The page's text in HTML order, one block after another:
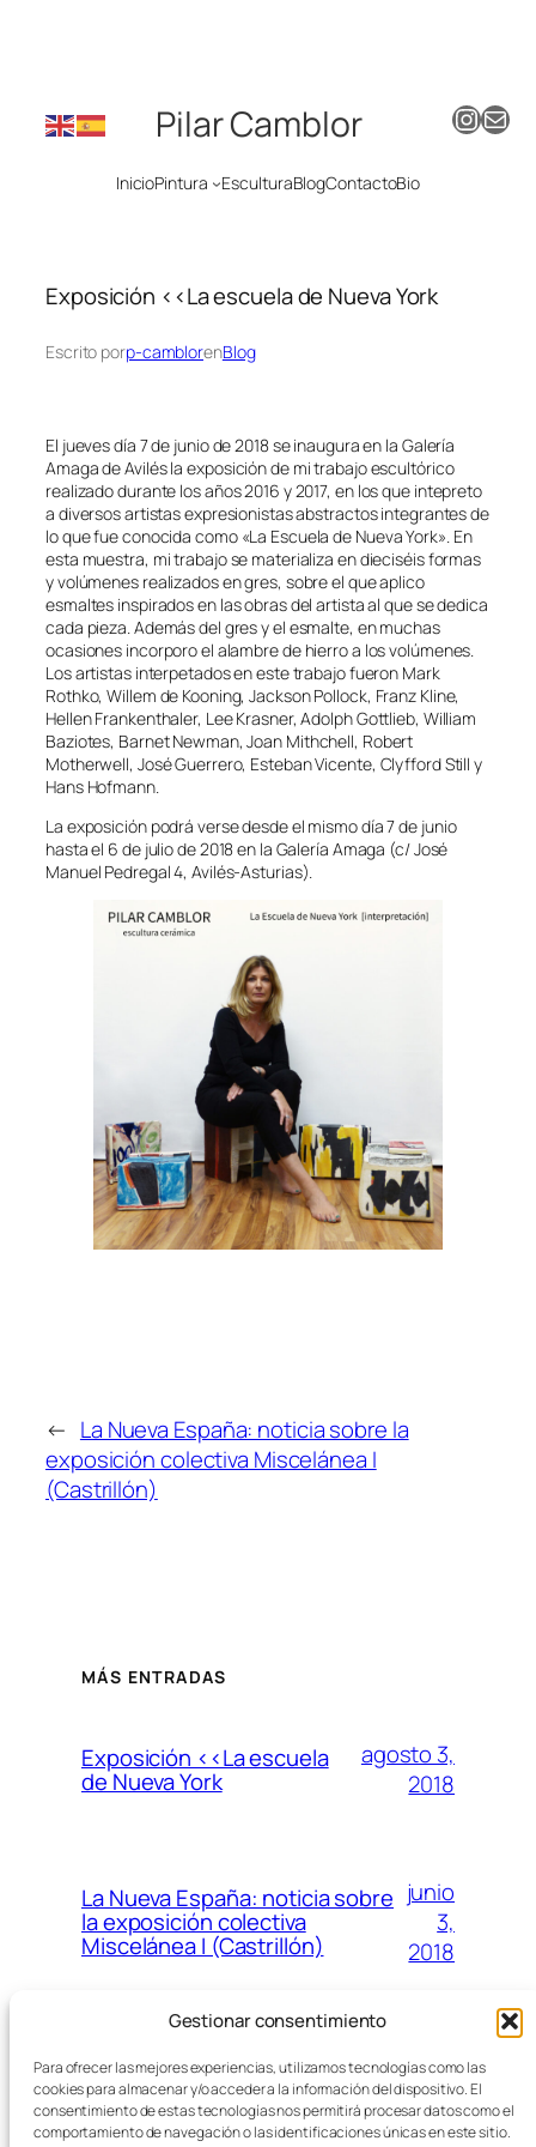
Gestionar consentimiento
Para ofrecer las mejores experiencias, utilizamos tecnologías como las
cookies para almacenar y/o acceder a la información del dispositivo. El
consentimiento de estas tecnologías nos permitirá procesar datos como el
comportamiento de navegación o las identificaciones únicas en este sitio.
Pilar Camblor InstagramMail
InicioPintura EsculturaBlogContactoBio
Exposición <<La escuela de Nueva York
Escrito porp-camblorenBlog
El jueves día 7 de junio de 2018 se inaugura en la Galería
Amaga de Avilés la exposición de mi trabajo escultórico
realizado durante los años 2016 y 2017, en los que intepreto
a diversos artistas expresionistas abstractos integrantes de
lo que fue conocida como «La Escuela de Nueva York». En
esta muestra, mi trabajo se materializa en dieciséis formas
y volúmenes realizados en gres, sobre el que aplico
esmaltes inspirados en las obras del artista al que se dedica
cada pieza. Además del gres y el esmalte, en muchas
ocasiones incorporo el alambre de hierro a los volúmenes.
Los artistas interpetados en este trabajo fueron Mark
Rothko, Willem de Kooning, Jackson Pollock, Franz Kline,
Hellen Frankenthaler, Lee Krasner, Adolph Gottlieb, William
Baziotes, Barnet Newman, Joan Mithchell, Robert
Motherwell, José Guerrero, Esteban Vicente, Clyfford Still y
Hans Hofmann.
La exposición podrá verse desde el mismo día 7 de junio
hasta el 6 de julio de 2018 en la Galería Amaga (c/ José
Manuel Pedregal 4, Avilés-Asturias).
← La Nueva España: noticia sobre la
exposición colectiva Miscelánea I
(Castrillón)
MÁS ENTRADAS
Exposición <<La escuela
de Nueva York
agosto 3,
2018
La Nueva España: noticia sobre
la exposición colectiva
Miscelánea I (Castrillón)
junio
3,
2018
Reportaje en TVE de la
exposición 8VOLUCI15N en el
Museo Antón de Candás
junio
3,
2018